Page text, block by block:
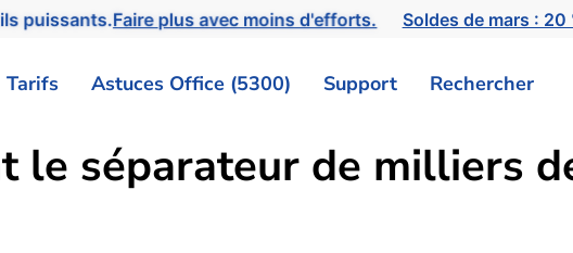
puissants.Faire plus avec moins d'efforts. Soldes de mars :
Tarifs Astuces Office (5300) Support Rechercher
le séparateur de milliers